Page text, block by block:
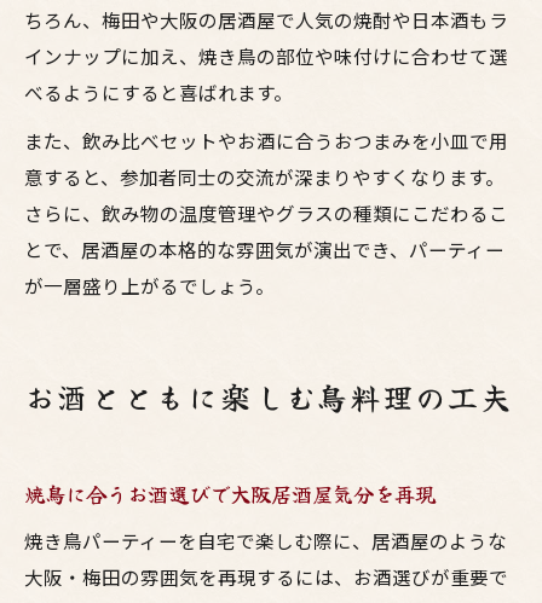
ちろん、梅田や大阪の居酒屋で人気の焼酎や日本酒もラ
インナップに加え、焼き鳥の部位や味付けに合わせて選
べるようにすると喜ばれます。
また、飲み比べセットやお酒に合うおつまみを小皿で用
意すると、参加者同士の交流が深まりやすくなります。
さらに、飲み物の温度管理やグラスの種類にこだわるこ
とで、居酒屋の本格的な雰囲気が演出でき、パーティー
が一層盛り上がるでしょう。
お酒とともに楽しむ鳥料理の工夫
焼鳥に合うお酒選びで大阪居酒屋気分を再現
焼き鳥パーティーを自宅で楽しむ際に、居酒屋のような
大阪・梅田の雰囲気を再現するには、お酒選びが重要で